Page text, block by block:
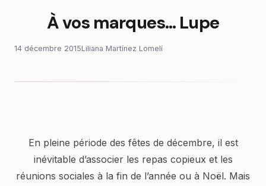
À vos marques… Lupe
14 décembre 2015Liliana Martínez Lomelí
En pleine période des fêtes de décembre, il est
inévitable d’associer les repas copieux et les
réunions sociales à la fin de l’année ou à Noël. Mais